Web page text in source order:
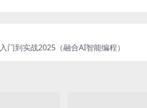
门到实战2025（融合AI智能编程）